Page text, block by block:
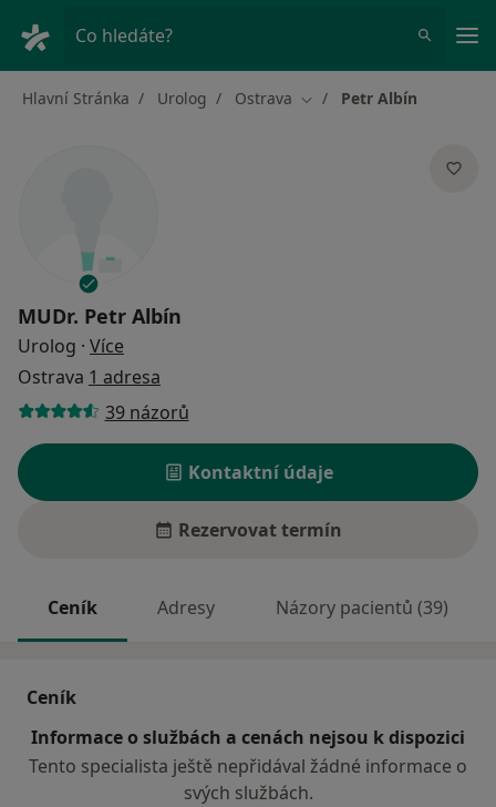
Co hledáte?
Hlavní Stránka Urolog Ostrava Změna města
Petr Albín
MUDr. Petr Albín
Urolog · Více
Ostrava 1 adresa
39 názorů
Kontaktní údaje
Rezervovat termín
Ceník Adresy Názory pacientů (39)
Ceník
Informace o službách a cenách nejsou k dispozici
Tento specialista ještě nepřidával žádné informace o
svých službách.